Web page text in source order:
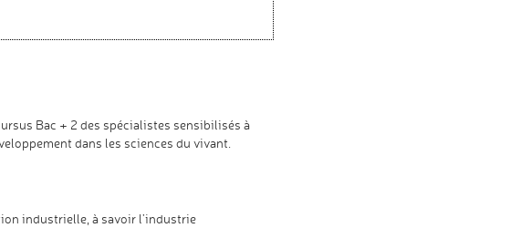
Bac + 2 des spécialistes sensibilisés à
dans les sciences du vivant.
industrielle, à savoir l’industrie